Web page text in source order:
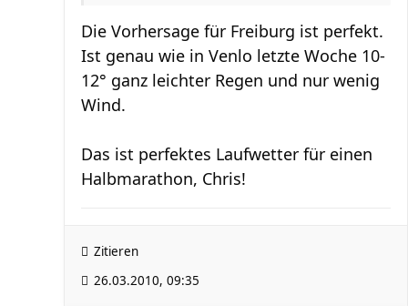
Die Vorhersage für Freiburg ist perfekt.
Ist genau wie in Venlo letzte Woche 10-
12° ganz leichter Regen und nur wenig
Wind.
Das ist perfektes Laufwetter für einen
Halbmarathon, Chris!
Zitieren
26.03.2010, 09:35